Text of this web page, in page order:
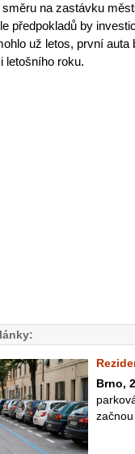
na zastávku
předpokladů by
už letos, první
letošního roku.
Brno,